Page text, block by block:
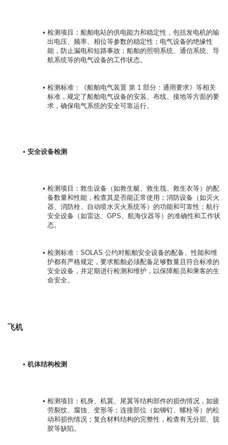
检测项目：船舶电站的供电能力和稳定性，包括发电机的输
出电压、频率、相位等参数的稳定性；电气设备的绝缘性
能，防止漏电和短路事故；船舶的照明系统、通信系统、导
航系统等的电气设备的工作状态。
检测标准：《船舶电气装置 第 1 部分：通用要求》等相关
标准，规定了船舶电气设备的安装、布线、接地等方面的要
求，确保电气系统的安全可靠运行。
安全设备检测
检测项目：救生设备（如救生艇、救生筏、救生衣等）的配
备数量和性能，检查其是否能正常使用；消防设备（如灭火
器、消防栓、自动喷水灭火系统等）的功能和可靠性；航行
安全设备（如雷达、GPS、航海仪器等）的准确性和工作状
态。
检测标准：SOLAS 公约对船舶安全设备的配备、性能和维
护都有严格规定，要求船舶必须配备足够数量且符合标准的
安全设备，并定期进行检测和维护，以保障船员和乘客的生
命安全。
飞机
机体结构检测
检测项目：机身、机翼、尾翼等结构部件的损伤情况，如疲
劳裂纹、腐蚀、变形等；连接部位（如铆钉、螺栓等）的松
动和损伤情况；复合材料结构的完整性，检查有无分层、脱
胶等缺陷。